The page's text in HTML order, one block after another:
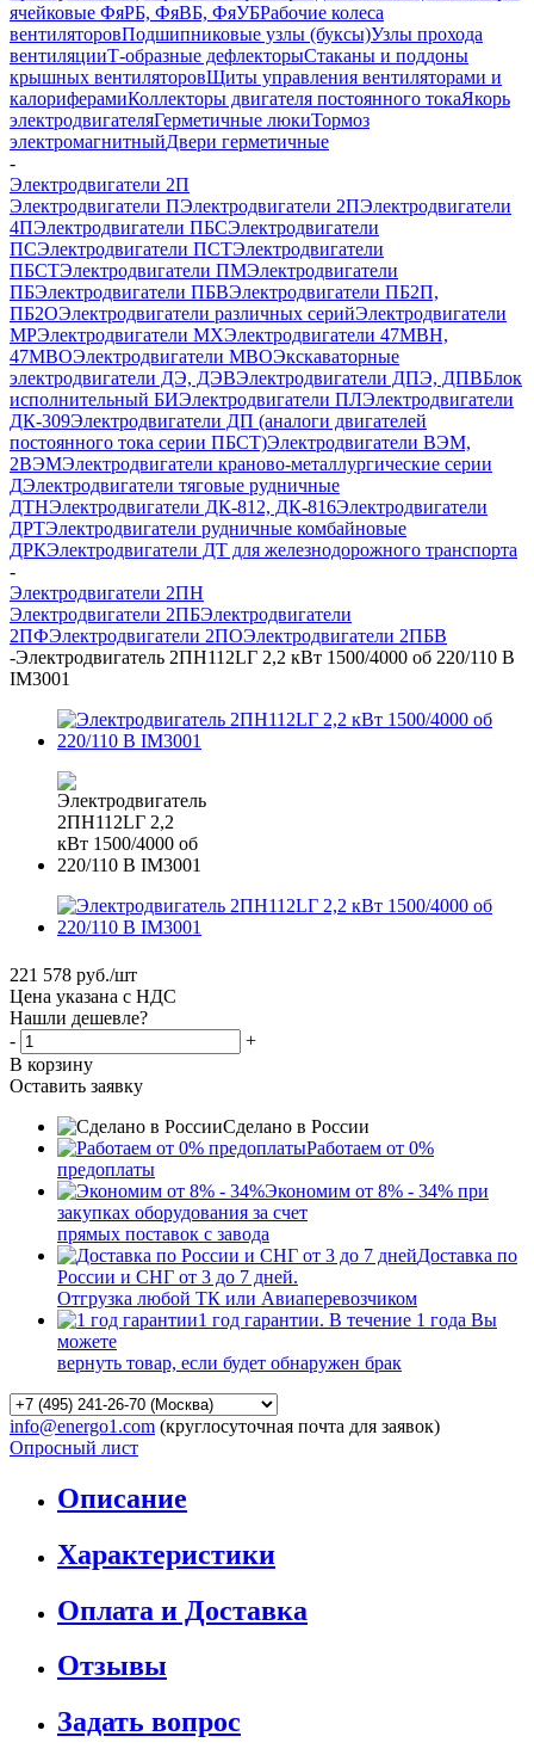
ячейковые ФяРБ, ФяВБ, ФяУБРабочие колеса
вентиляторовПодшипниковые узлы (буксы)Узлы прохода
вентиляцииТ-образные дефлекторыСтаканы и поддоны
крышных вентиляторовЩиты управления вентиляторами и
калориферамиКоллекторы двигателя постоянного токаЯкорь
электродвигателяГерметичные люкиТормоз
электромагнитныйДвери герметичные
-
Электродвигатели 2П
Электродвигатели ПЭлектродвигатели 2ПЭлектродвигатели
4ПЭлектродвигатели ПБСЭлектродвигатели
ПСЭлектродвигатели ПСТЭлектродвигатели
ПБСТЭлектродвигатели ПМЭлектродвигатели
ПБЭлектродвигатели ПБВЭлектродвигатели ПБ2П,
ПБ2ОЭлектродвигатели различных серийЭлектродвигатели
МРЭлектродвигатели MXЭлектродвигатели 47MBH,
47МВОЭлектродвигатели MBOЭкскаваторные
электродвигатели ДЭ, ДЭВЭлектродвигатели ДПЭ, ДПВБлок
исполнительный БИЭлектродвигатели ПЛЭлектродвигатели
ДК-309Электродвигатели ДП (аналоги двигателей
постоянного тока серии ПБСТ)Электродвигатели ВЭМ,
2ВЭМЭлектродвигатели краново-металлургические серии
ДЭлектродвигатели тяговые рудничные
ДТНЭлектродвигатели ДК-812, ДК-816Электродвигатели
ДРТЭлектродвигатели рудничные комбайновые
ДРКЭлектродвигатели ДТ для железнодорожного транспорта
-
Электродвигатели 2ПН
Электродвигатели 2ПБЭлектродвигатели
2ПФЭлектродвигатели 2ПОЭлектродвигатели 2ПБВ
-Электродвигатель 2ПН112LГ 2,2 кВт 1500/4000 об 220/110 В
IM3001
221 578 руб./шт
Цена указана с НДС
Нашли дешевле?
-
+
В корзину
Оставить заявку
Сделано в России
Работаем от 0%
предоплаты
Экономим от 8% - 34% при
закупках оборудования за счет
прямых поставок с завода
Доставка по
России и СНГ от 3 до 7 дней.
Отгрузка любой ТК или Авиаперевозчиком
1 год гарантии. В течение 1 года Вы
можете
вернуть товар, если будет обнаружен брак
info@energo1.com (круглосуточная почта для заявок)
Опросный лист
Описание
Характеристики
Оплата и Доставка
Отзывы
Задать вопрос